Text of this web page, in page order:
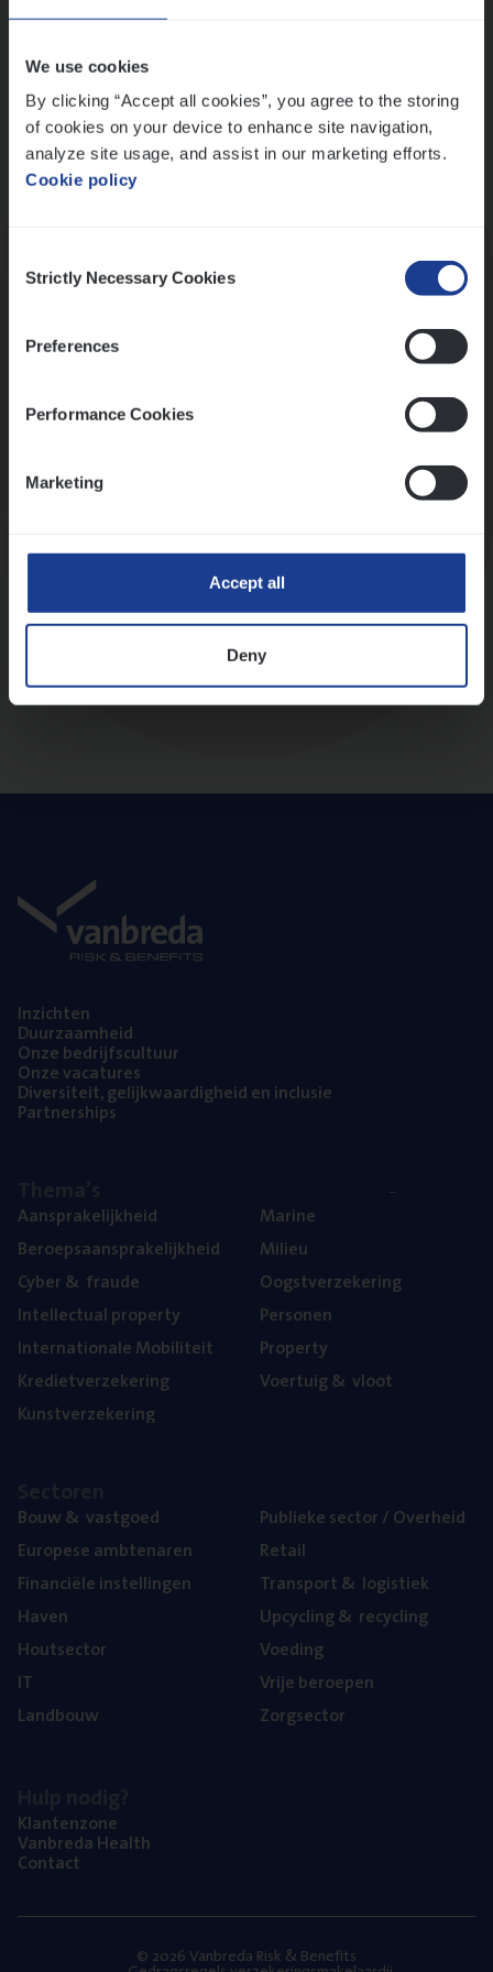
We use cookies
By clicking “Accept all cookies”, you agree to the storing
of cookies on your device to enhance site navigation,
analyze site usage, and assist in our marketing efforts.
Cookie policy
Selection
Strictly Necessary Cookies
Preferences
Performance Cookies
Marketing
Accept all
Deny
Inzich­ten
Duur­zaam­heid
Onze bedrijfs­cul­tuur
Onze vaca­tu­res
Diver­si­teit, gelijk­waar­dig­heid en inclusie
Part­ner­ships
Aan­spra­ke­lijk­heid
Beroeps­aan­spra­ke­lijk­heid
Cyber& fraude
Intel­lec­tu­al property
Inter­na­ti­o­na­le Mobiliteit
Kre­diet­ver­ze­ke­ring
Kunst­ver­ze­ke­ring
Mari­ne
Mili­eu
Oogst­ver­ze­ke­ring
Per­so­nen
Pro­per­ty
Voer­tuig& vloot
Bouw& vastgoed
Euro­pe­se ambtenaren
Finan­ci­ë­le instellingen
Haven
Hout­sec­tor
IT
Land­bouw
Publie­ke sec­tor / Overheid
Retail
Trans­port& logistiek
Upcy­cling& recycling
Voe­ding
Vrije beroe­pen
Zorg­sec­tor
Klan­ten­zo­ne
Van­b­re­da Health
Con­tact
© 2026 Vanbreda Risk & Benefits